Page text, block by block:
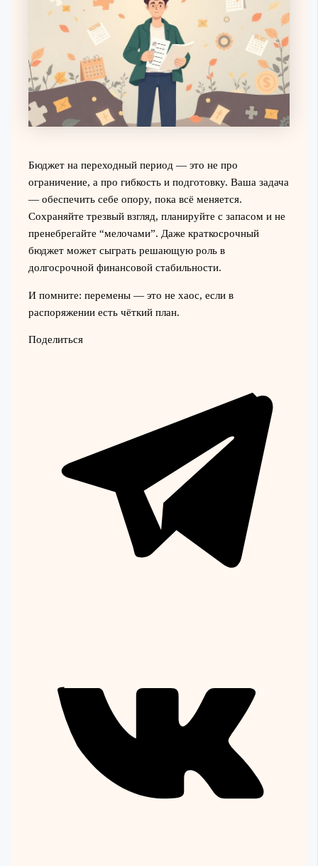
Бюджет на переходный период — это не про
ограничение, а про гибкость и подготовку. Ваша задача
— обеспечить себе опору, пока всё меняется.
Сохраняйте трезвый взгляд, планируйте с запасом и не
пренебрегайте “мелочами”. Даже краткосрочный
бюджет может сыграть решающую роль в
долгосрочной финансовой стабильности.
И помните: перемены — это не хаос, если в
распоряжении есть чёткий план.
Поделиться